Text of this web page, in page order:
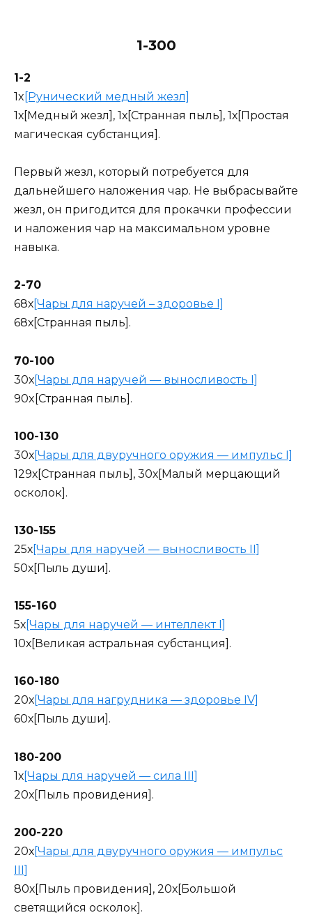
1-300
1-2
1x [Рунический медный жезл]
1х[Медный жезл], 1х[Странная пыль], 1х[Простая
магическая субстанция].
Первый жезл, который потребуется для
дальнейшего наложения чар. Не выбрасывайте
жезл, он пригодится для прокачки профессии
и наложения чар на максимальном уровне
навыка.
2-70
68х [Чары для наручей – здоровье I]
68х[Странная пыль].
70-100
30х[Чары для наручей — выносливость I]
90x[Странная пыль].
100-130
30х[Чары для двуручного оружия — импульс I]
129х[Странная пыль], 30х[Малый мерцающий
осколок].
130-155
25х[Чары для наручей — выносливость II]
50х[Пыль души].
155-160
5х [Чары для наручей — интеллект I]
10х[Великая астральная субстанция].
160-180
20х [Чары для нагрудника — здоровье IV]
60х[Пыль души].
180-200
1х[Чары для наручей — сила III]
20х[Пыль провидения].
200-220
20х[Чары для двуручного оружия — импульс
III]
80х[Пыль провидения], 20х[Большой
светящийся осколок].